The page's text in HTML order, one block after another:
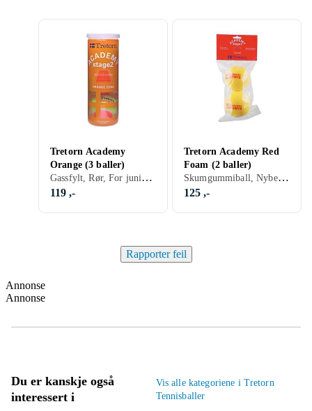
Tretorn Academy
Orange (3 baller)
Gassfylt, Rør, For junior spillere, 3 stk
119 ,-
Tretorn Academy Red
Foam (2 baller)
Skumgummiball, Nybegynner, 2 stk
125 ,-
Rapporter feil
Annonse
Annonse
Du er kanskje også
interessert i
Vis alle kategoriene i Tretorn
Tennisballer